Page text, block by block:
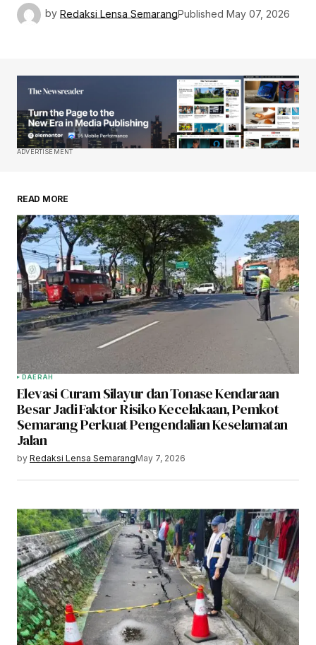
by Redaksi Lensa SemarangPublished May 07, 2026
ADVERTISEMENT
READ MORE
DAERAH
Elevasi Curam Silayur dan Tonase Kendaraan
Besar Jadi Faktor Risiko Kecelakaan, Pemkot
Semarang Perkuat Pengendalian Keselamatan
Jalan
by Redaksi Lensa SemarangMay 7, 2026